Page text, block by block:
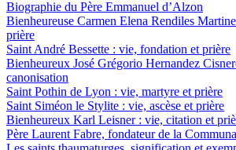
Biographie du Père Emmanuel d’Alzon
Bienheureuse Carmen Elena Rendiles
prière
Saint André Bessette : vie, fondation et prière
Bienheureux José Grégorio Hernandez
canonisation
Saint Pothin de Lyon : vie, martyre et prière
Saint Siméon le Stylite : vie, ascèse et prière
Bienheureux Karl Leisner : vie, citation et
Père Laurent Fabre, fondateur de la